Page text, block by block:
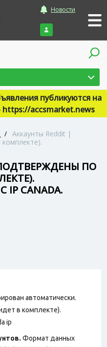
Новости
Войти
публикуются на
accsmarket.news
/ Аккаунты Reddit |
ПО
CANADA.
автоматически.
в комплекте).
ip
Формат данных